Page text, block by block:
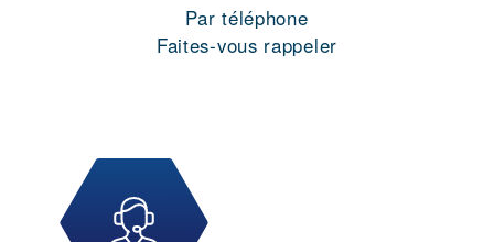
Par téléphone
Faites-vous rappeler